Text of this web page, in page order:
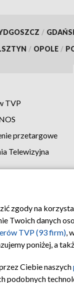
/
/ OPOLE /
TVP
przetargowe
Telewizyjna
Polityka
zgody na
Twoich danych
TVP (93 firm),
poniżej, a
Ciebie naszych